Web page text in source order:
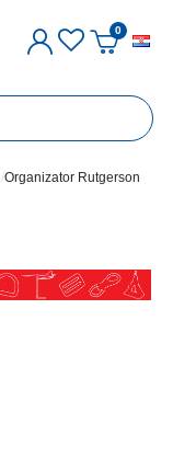
Organizator Rutgerson